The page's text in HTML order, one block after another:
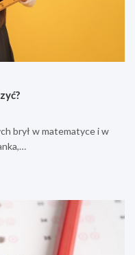
brył w matematyce i w